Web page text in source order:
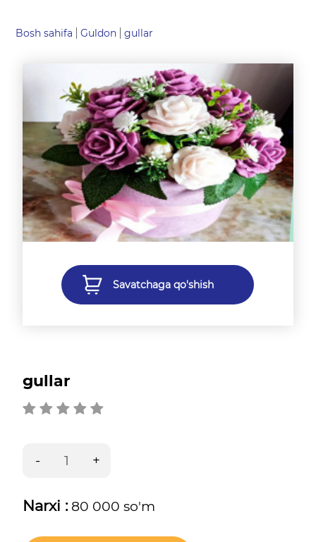
Bosh sahifa Guldon gullar
Savatchaga qo'shish
gullar
Narxi :80 000 so'm